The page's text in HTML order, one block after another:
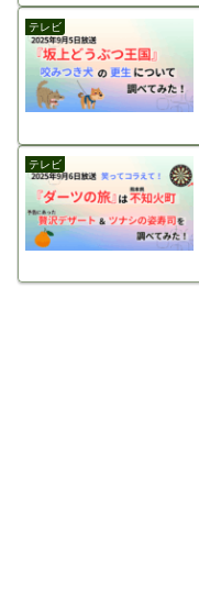
テレビ
テレビ